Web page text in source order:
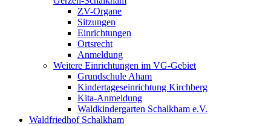
ZV-Organe
Sitzungen
Einrichtungen
Ortsrecht
Anmeldung
Weitere Einrichtungen im VG-Gebiet
Grundschule Aham
Kindertageseinrichtung Kirchberg
Kita-Anmeldung
Waldkindergarten Schalkham e.V.
Waldfriedhof Schalkham